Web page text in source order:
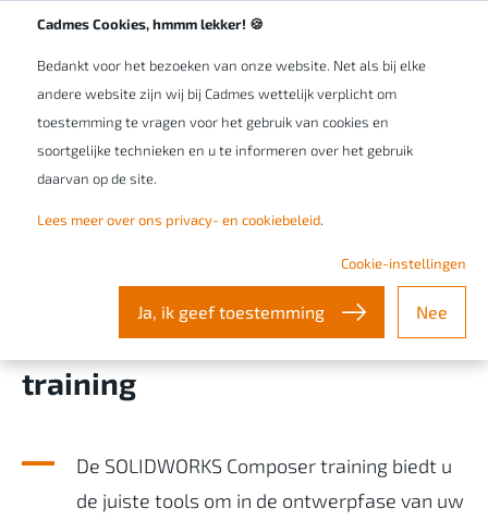
Cadmes Cookies, hmmm lekker! 🍪
Bedankt voor het bezoeken van onze website. Net als bij elke
andere website zijn wij bij Cadmes wettelijk verplicht om
toestemming te vragen voor het gebruik van cookies en
soortgelijke technieken en u te informeren over het gebruik
daarvan op de site.
Lees meer over ons privacy- en cookiebeleid.
Cookie-instellingen
Ja, ik geef toestemming Nee
Werken bij Cadmes
Eenvoudig
producthandleidingen maken
op basis van 3D-CAD met de
SOLIDWORKS Composer
training
De SOLIDWORKS Composer training biedt u
de juiste tools om in de ontwerpfase van uw